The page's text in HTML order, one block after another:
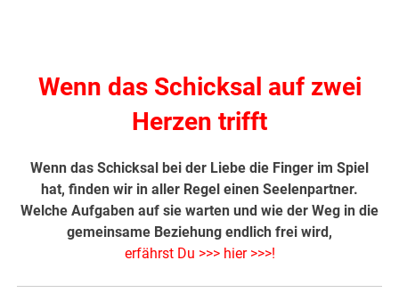
Wenn das Schicksal auf zwei
Herzen trifft
Wenn das Schicksal bei der Liebe die Finger im Spiel
hat, finden wir in aller Regel einen Seelenpartner.
Welche Aufgaben auf sie warten und wie der Weg in die
gemeinsame Beziehung endlich frei wird,
erfährst Du >>> hier >>>!